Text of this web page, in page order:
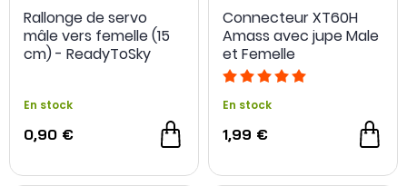
Rallonge de servo
mâle vers femelle (15
cm) - ReadyToSky
En stock
0,90 €
Connecteur XT60H
Amass avec jupe Male
et Femelle
En stock
1,99 €